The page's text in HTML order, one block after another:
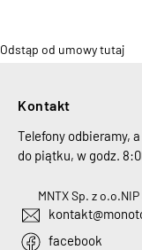
Odstąp od umowy tutaj
Kontakt
Telefony odbieramy,
do piątku, w godz.
MNTX Sp. z o.o.
facebook